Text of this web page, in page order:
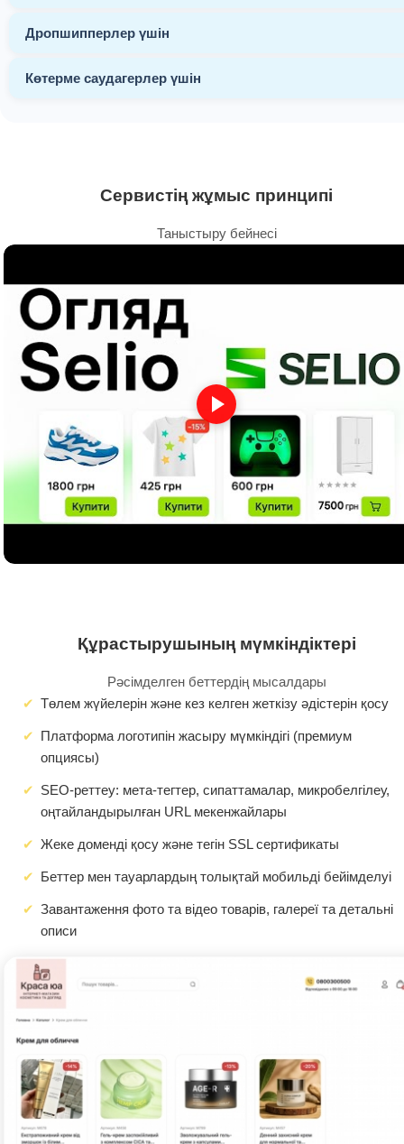
Дропшипперлер үшін
Көтерме саудагерлер үшін
Сервистің жұмыс принципі
Таныстыру бейнесі
Құрастырушының мүмкіндіктері
Рәсімделген беттердің мысалдары
Төлем жүйелерін және кез келген жеткізу әдістерін қосу
Платформа логотипін жасыру мүмкіндігі (премиум
опциясы)
SEO-реттеу: мета-тегтер, сипаттамалар, микробелгілеу,
оңтайландырылған URL мекенжайлары
Жеке доменді қосу және тегін SSL сертификаты
Беттер мен тауарлардың толықтай мобильді бейімделуі
Завантаження фото та відео товарів, галереї та детальні
описи